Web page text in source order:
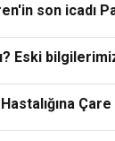
son icadı
Eski